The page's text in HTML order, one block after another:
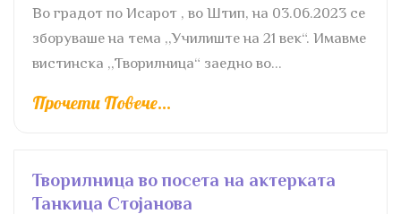
Во градот по Исарот , во Штип, на 03.06.2023 се
зборуваше на тема ,,Училиште на 21 век“. Имавме
вистинска ,,Творилница“ заедно во...
Прочети Повече...
Творилница во посета на актерката
Танкица Стојанова